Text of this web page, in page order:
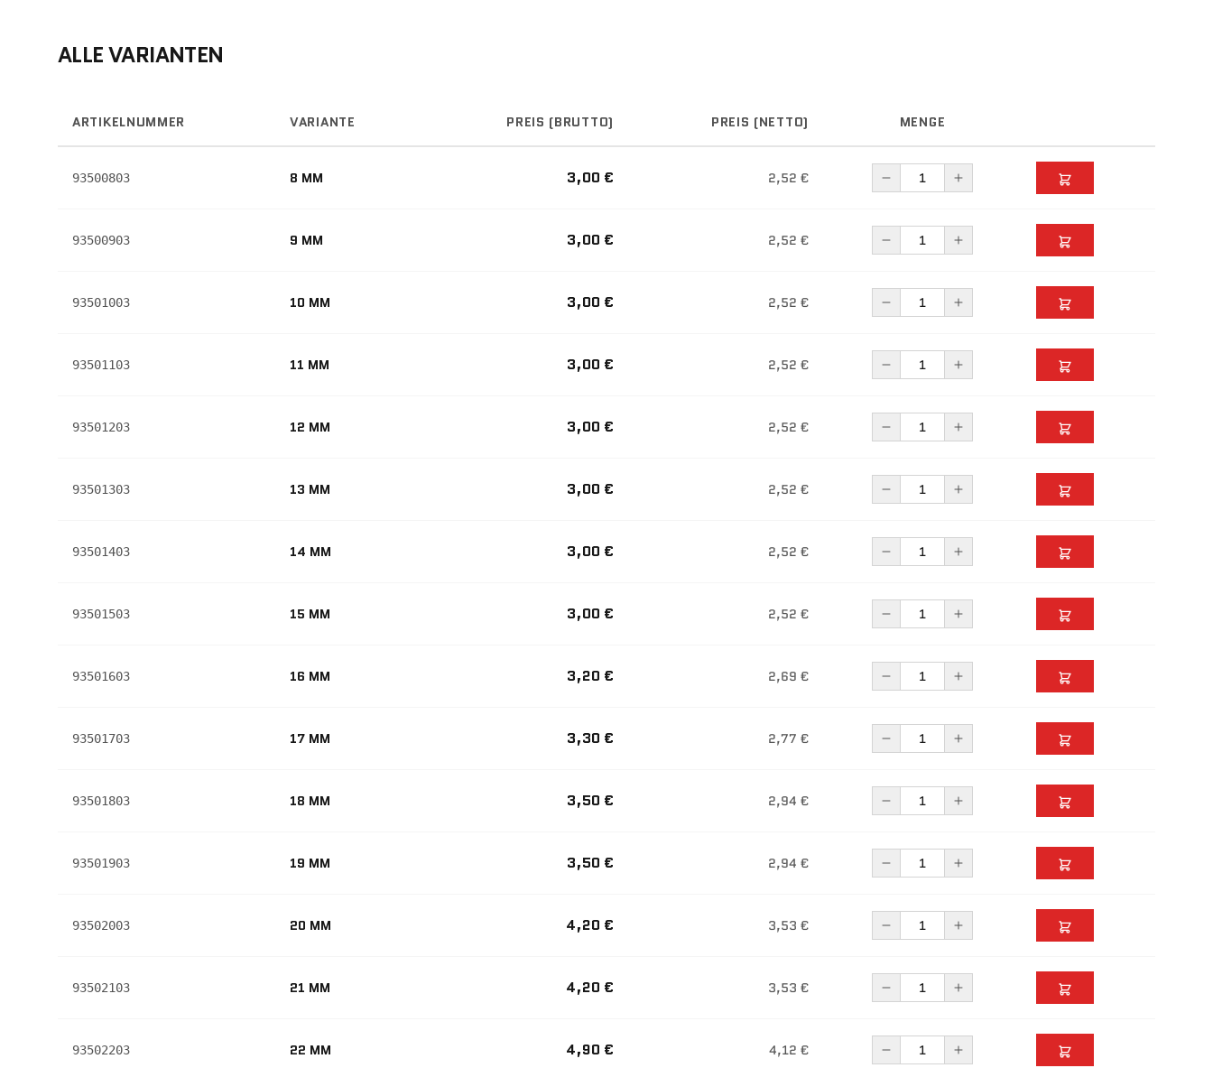
ALLE VARIANTEN
ARTIKELNUMMER VARIANTE PREIS (BRUTTO) PREIS (NETTO) MENGE
93500803 8 MM 3,00 € 2,52 €
93500903 9 MM 3,00 € 2,52 €
93501003 10 MM 3,00 € 2,52 €
93501103 11 MM 3,00 € 2,52 €
93501203 12 MM 3,00 € 2,52 €
93501303 13 MM 3,00 € 2,52 €
93501403 14 MM 3,00 € 2,52 €
93501503 15 MM 3,00 € 2,52 €
93501603 16 MM 3,20 € 2,69 €
93501703 17 MM 3,30 € 2,77 €
93501803 18 MM 3,50 € 2,94 €
93501903 19 MM 3,50 € 2,94 €
93502003 20 MM 4,20 € 3,53 €
93502103 21 MM 4,20 € 3,53 €
93502203 22 MM 4,90 € 4,12 €